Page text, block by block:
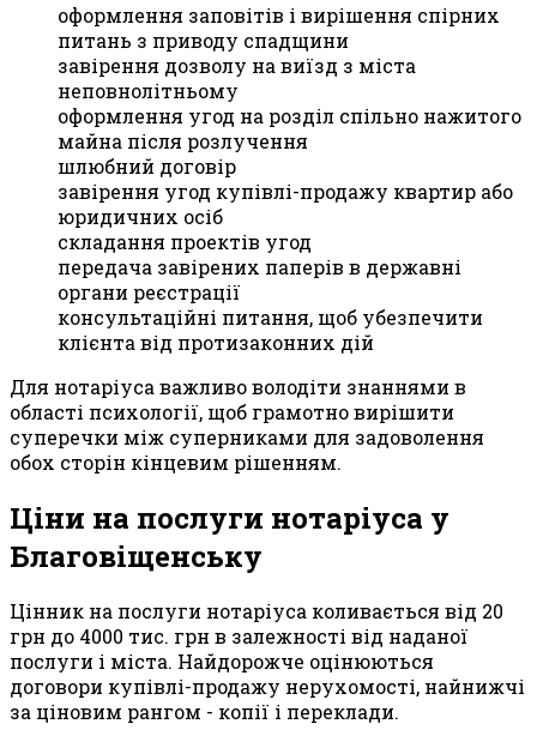
оформлення заповітів і вирішення спірних
питань з приводу спадщини
завірення дозволу на виїзд з міста
неповнолітньому
оформлення угод на розділ спільно нажитого
майна після розлучення
шлюбний договір
завірення угод купівлі-продажу квартир або
юридичних осіб
складання проектів угод
передача завірених паперів в державні
органи реєстрації
консультаційні питання, щоб убезпечити
клієнта від протизаконних дій
Для нотаріуса важливо володіти знаннями в
області психології, щоб грамотно вирішити
суперечки між суперниками для задоволення
обох сторін кінцевим рішенням.
Ціни на послуги нотаріуса у
Благовіщенську
Цінник на послуги нотаріуса коливається від 20
грн до 4000 тис. грн в залежності від наданої
послуги і міста. Найдорожче оцінюються
договори купівлі-продажу нерухомості, найнижчі
за ціновим рангом - копії і переклади.